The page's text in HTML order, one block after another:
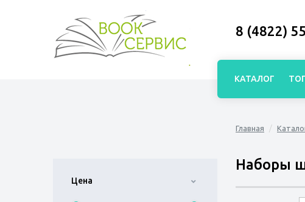
Цена
Главная
Наборы
8 (4822)
КАТАЛОГ